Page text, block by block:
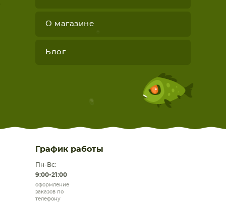
О магазине
Блог
График работы
Пн-Вс:
9:00-21:00
оформление
заказов по
телефону